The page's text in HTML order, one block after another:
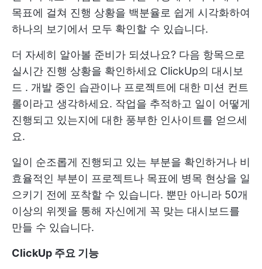
목표에 걸쳐 진행 상황을 백분율로 쉽게 시각화하여
하나의 보기에서 모두 확인할 수 있습니다.
더 자세히 알아볼 준비가 되셨나요? 다음 항목으로
실시간 진행 상황을 확인하세요 ClickUp의 대시보
드 . 개발 중인 습관이나 프로젝트에 대한 미션 컨트
롤이라고 생각하세요. 작업을 추적하고 일이 어떻게
진행되고 있는지에 대한 풍부한 인사이트를 얻으세
요.
일이 순조롭게 진행되고 있는 부분을 확인하거나 비
효율적인 부분이 프로젝트나 목표에 병목 현상을 일
으키기 전에 포착할 수 있습니다. 뿐만 아니라 50개
이상의 위젯을 통해 자신에게 꼭 맞는 대시보드를
만들 수 있습니다.
ClickUp 주요 기능